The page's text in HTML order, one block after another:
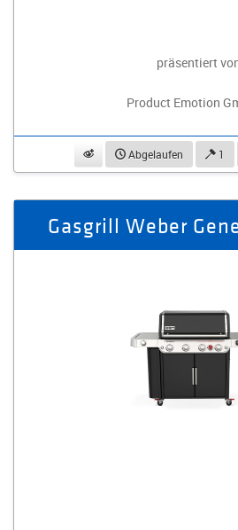
präsentiert
Product Emotion
beobachtenAbgelaufen 1
Gasgrill Weber